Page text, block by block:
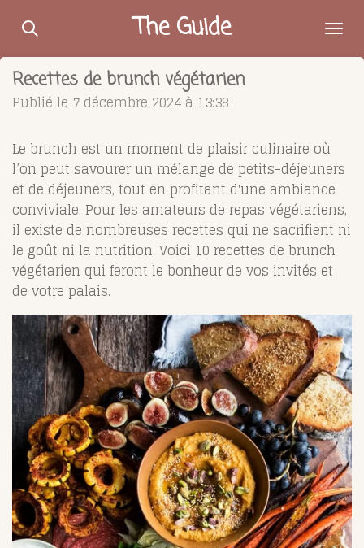
Passer
contenu
principal
The Guide
Recettes de brunch végétarien
Publié le 7 décembre 2024 à 13:38
Le brunch est un moment de plaisir culinaire où
l’on peut savourer un mélange de petits-déjeuners
et de déjeuners, tout en profitant d'une ambiance
conviviale. Pour les amateurs de repas végétariens,
il existe de nombreuses recettes qui ne sacrifient ni
le goût ni la nutrition. Voici 10 recettes de brunch
végétarien qui feront le bonheur de vos invités et
de votre palais.